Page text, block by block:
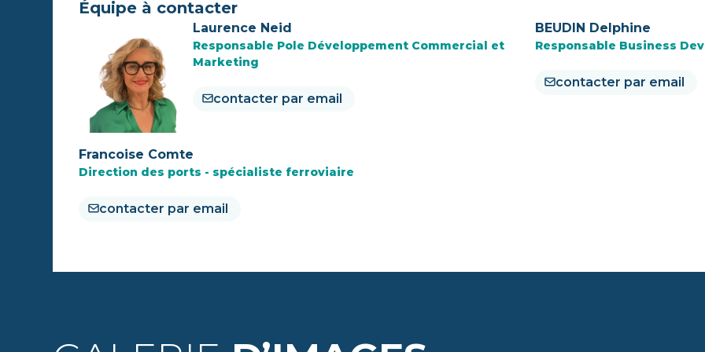
Équipe à contacter
Laurence Neid
Responsable Pole Développement Commercial et
Marketing
contacter par email
BEUDIN Delphine
Responsable Business
contacter par email
Francoise Comte
Direction des ports - spécialiste ferroviaire
contacter par email